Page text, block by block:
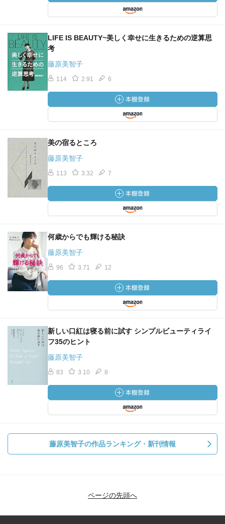
LIFE IS BEAUTY~美しく幸せに生きるための逆算思
考
藤原美智子
114 2.91 6
美の宿るところ
藤原美智子
113 3.32 7
何歳からでも輝ける秘訣
藤原美智子
96 3.71 12
新しい口紅は寝る前に試す シンプルビューティライ
フ35のヒント
藤原美智子
83 3.10 8
藤原美智子の作品ランキング・新刊情報
ページの先頭へ